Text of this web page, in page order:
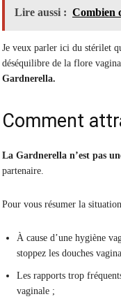
Lire aussi : Combien
Je veux parler ici du stérilet
déséquilibre de la flore
Gardnerella.
Comment
La Gardnerella n’est pas
partenaire.
Pour vous résumer la
À cause d’une hygiène
stoppez les douches
Les rapports trop
vaginale ;